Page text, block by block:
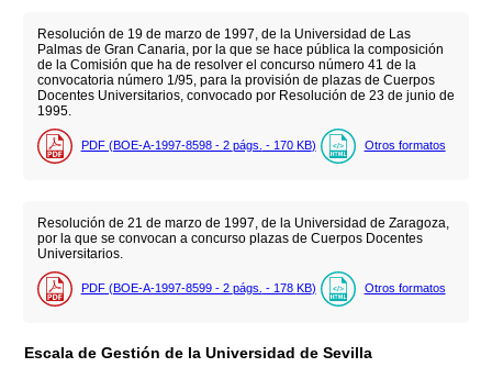
Resolución de 19 de marzo de 1997, de la Universidad de Las
Palmas de Gran Canaria, por la que se hace pública la composición
de la Comisión que ha de resolver el concurso número 41 de la
convocatoria número 1/95, para la provisión de plazas de Cuerpos
Docentes Universitarios, convocado por Resolución de 23 de junio de
1995.
PDF (BOE-A-1997-8598 - 2 págs. - 170 KB) Otros formatos
Resolución de 21 de marzo de 1997, de la Universidad de Zaragoza,
por la que se convocan a concurso plazas de Cuerpos Docentes
Universitarios.
PDF (BOE-A-1997-8599 - 2 págs. - 178 KB) Otros formatos
Escala de Gestión de la Universidad de Sevilla